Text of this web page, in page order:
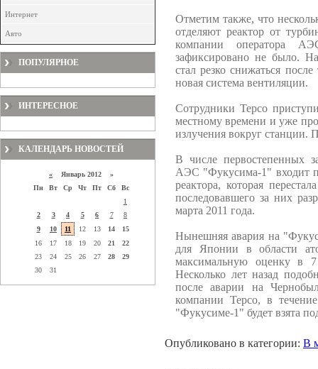
Интернет
Авто
ПОПУЛЯРНОЕ
ИНТЕРЕСНОЕ
КАЛЕНДАРЬ НОВОСТЕЙ
« Январь 2012 »
Пн
Вт Ср Чт Пт Сб
Вс
1
2
3 4 5 6 7
8
9
10 11 12 13 14
15
16
17 18 19 20 21
22
23
24 25 26 27 28
29
30
31
Отметим также, что
отделяют реактор от
компании оператора
зафиксировано не было.
стал резко снижаться
новая система вентиляции.
Сотрудники Tepco
местному времени и уже
излучения вокруг станции.
В числе первостепенных
АЭС "Фукусима-1" входит
реактора, которая
последовавшего за них
марта 2011 года.
Нынешняя авария на
для Японии в области
максимальную оценку в
Несколько лет назад
после аварии на
компании Tepco, в
"Фукусиме-1" будет взята
Опубликовано в категории: В